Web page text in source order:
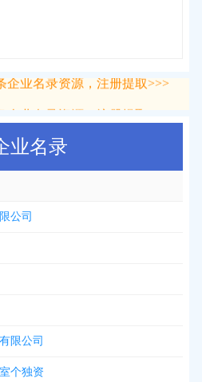
企业名录资源，注册提取>>>
业名录
公司
限公司
个独资